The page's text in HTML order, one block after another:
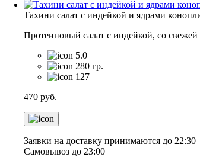
Тахини салат с индейкой и ядрами
Протеиновый салат с индейкой, со
5.0
280 гр.
127
470 руб.
Заявки на доставку принимаются до 22:30
Самовывоз до 23:00